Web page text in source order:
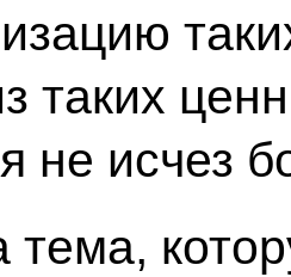
таких
не исчез
тема,